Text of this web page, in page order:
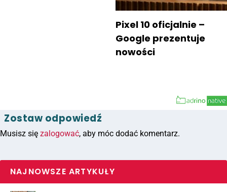
Pixel 10 oficjalnie –
Google prezentuje
nowości
Zostaw odpowiedź
Musisz się zalogować, aby móc dodać komentarz.
NAJNOWSZE ARTYKUŁY